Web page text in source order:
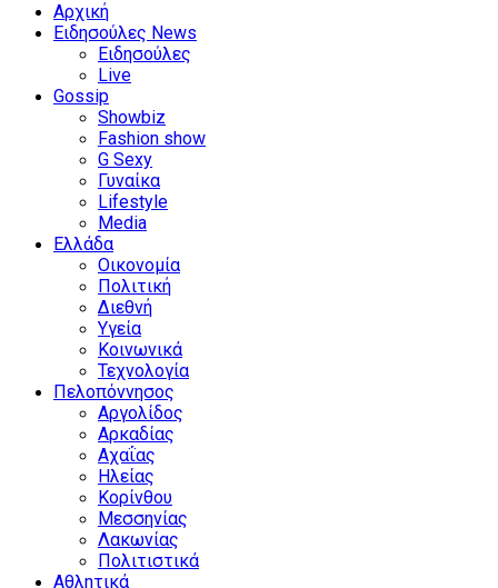
Αρχική
Ειδησούλες News
Ειδησούλες
Live
Gossip
Showbiz
Fashion show
G Sexy
Γυναίκα
Lifestyle
Media
Ελλάδα
Οικονομία
Πολιτική
Διεθνή
Υγεία
Κοινωνικά
Τεχνολογία
Πελοπόννησος
Αργολίδος
Αρκαδίας
Αχαΐας
Ηλείας
Κορίνθου
Μεσσηνίας
Λακωνίας
Πολιτιστικά
Αθλητικά